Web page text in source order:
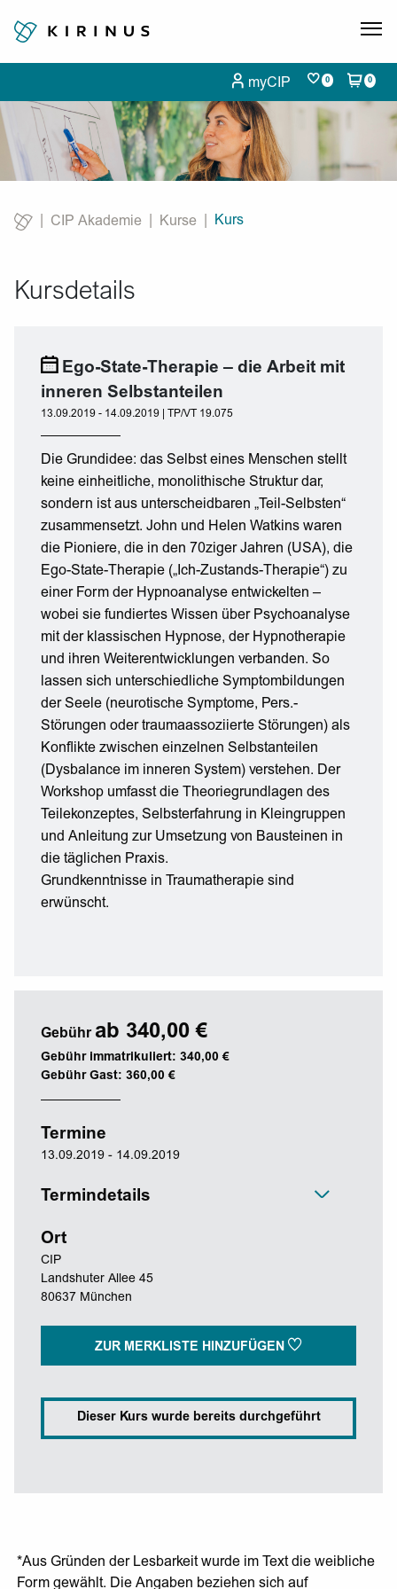
myCIP 0 0
CIP Akademie Kurse
Current:
Kurs
Kursdetails
Ego-State-Therapie – die Arbeit mit
inneren Selbstanteilen
13.09.2019 - 14.09.2019 | TP/VT 19.075
Die Grundidee: das Selbst eines Menschen stellt
keine einheitliche, monolithische Struktur dar,
sondern ist aus unterscheidbaren „Teil-Selbsten“
zusammensetzt. John und Helen Watkins waren
die Pioniere, die in den 70ziger Jahren (USA), die
Ego-State-Therapie („Ich-Zustands-Therapie“) zu
einer Form der Hypnoanalyse entwickelten –
wobei sie fundiertes Wissen über Psychoanalyse
mit der klassischen Hypnose, der Hypnotherapie
und ihren Weiterentwicklungen verbanden. So
lassen sich unterschiedliche Symptombildungen
der Seele (neurotische Symptome, Pers.-
Störungen oder traumaassoziierte Störungen) als
Konflikte zwischen einzelnen Selbstanteilen
(Dysbalance im inneren System) verstehen. Der
Workshop umfasst die Theoriegrundlagen des
Teilekonzeptes, Selbsterfahrung in Kleingruppen
und Anleitung zur Umsetzung von Bausteinen in
die täglichen Praxis.
Grundkenntnisse in Traumatherapie sind
erwünscht.
Gebühr ab 340,00 €
Gebühr immatrikuliert: 340,00 €
Gebühr Gast: 360,00 €
Termine
13.09.2019 - 14.09.2019
Termindetails
Ort
CIP
Landshuter Allee 45
80637 München
ZUR MERKLISTE HINZUFÜGEN
Dieser Kurs wurde bereits durchgeführt
*Aus Gründen der Lesbarkeit wurde im Text die weibliche
Form gewählt. Die Angaben beziehen sich auf